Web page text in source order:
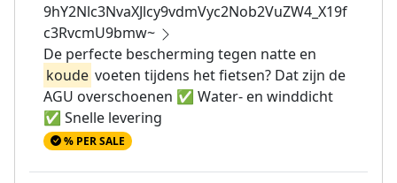
9hY2Nlc3NvaXJlcy9vdmVyc2Nob2VuZW4_X19f
c3RvcmU9bmw~
De perfecte bescherming tegen natte en
koude voeten tijdens het fietsen? Dat zijn de
AGU overschoenen ✅ Water- en winddicht
✅ Snelle levering
% PER SALE